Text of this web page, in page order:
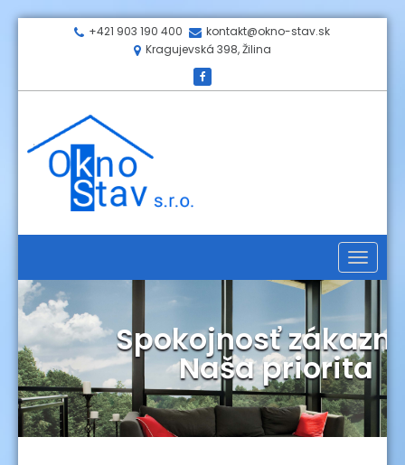
+421 903 190 400
kontakt@okno-stav.sk
Kragujevská 398, Žilina
Toggle
Spokojnosť
Naša priorita